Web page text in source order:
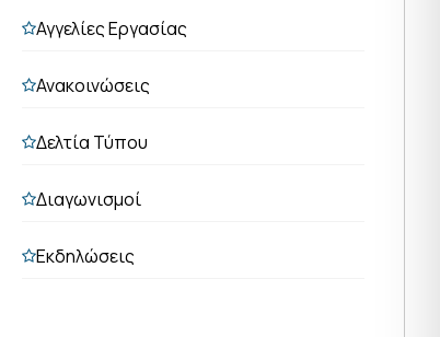
Αγγελίες Εργασίας
Ανακοινώσεις
Δελτία Τύπου
Διαγωνισμοί
Εκδηλώσεις